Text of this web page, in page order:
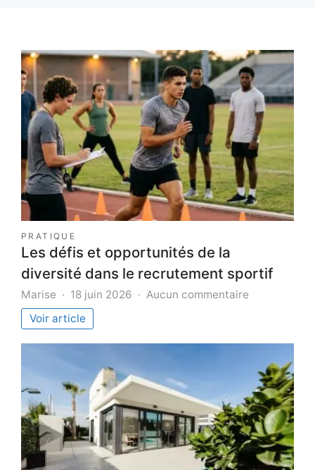
PRATIQUE
Les défis et opportunités de la
diversité dans le recrutement sportif
Marise 18 juin 2026 Aucun commentaire
de
la
diversité
dans
le
recrutement
sportif
Voir article